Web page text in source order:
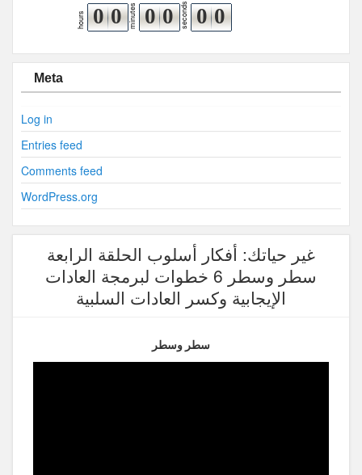
hours 0 0 minutes 0 0 seconds 0 0
Meta
Log in
Entries feed
Comments feed
WordPress.org
غير حياتك: أفكار أسلوب الحلقة الرابعة
سطر وسطر 6 خطوات لبرمجة العادات
الإيجابية وكسر العادات السلبية
سطر وسطر